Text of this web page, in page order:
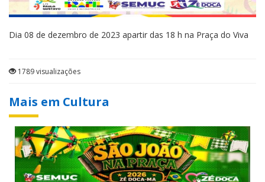
Dia 08 de dezembro de 2023 apartir das 18 h na Praça do Viva
1789 visualizações
Mais em Cultura